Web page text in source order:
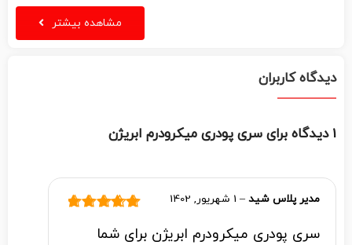
مشاهده بیشتر
دیدگاه کاربران
1 دیدگاه برای سری پودری میکرودرم ابریژن
مدیر پلاس شید– 1 شهریور, 1402
سری پودری میکرودرم ابریژن برای شما